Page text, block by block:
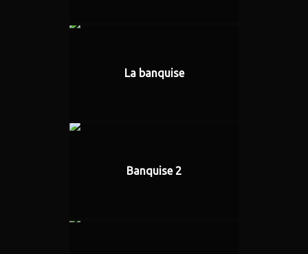
La banquise
Banquise 2